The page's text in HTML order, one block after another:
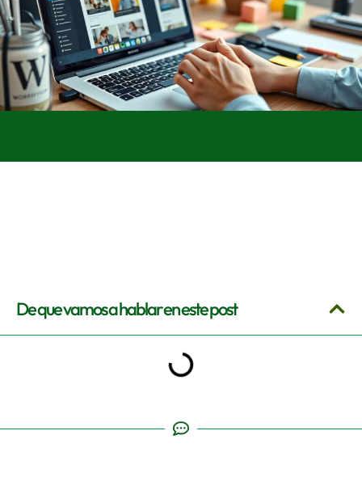
De que vamos a hablar en este post